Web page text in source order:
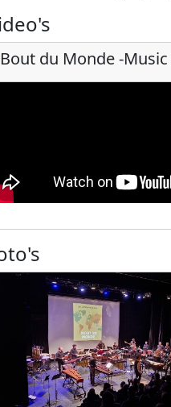
Bout du Monde -